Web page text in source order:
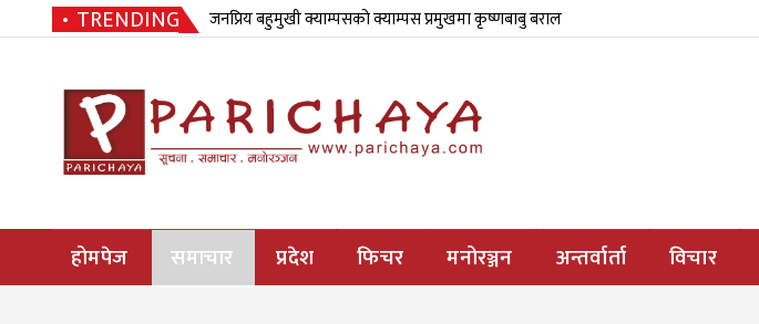
TRENDING जनप्रिय बहुमुखी क्याम्पसको क्याम्पस प्रमुखमा कृष्णबाबु बराल
होमपेज समाचार प्रदेश फिचर मनोरञ्जन अन्तर्वार्ता विचार